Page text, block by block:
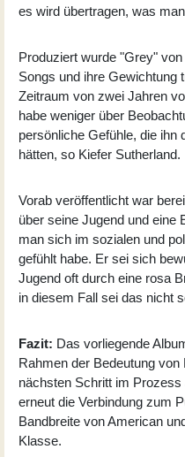
es wird übertragen, was
Produziert wurde "Grey"
Songs und ihre Gewichtung
Zeitraum von zwei Jahren
habe weniger über
persönliche Gefühle, die ihn
hätten, so Kiefer Sutherland.
Vorab veröffentlicht war
über seine Jugend und eine
man sich im sozialen und
gefühlt habe. Er sei sich
Jugend oft durch eine rosa
in diesem Fall sei das nicht
Fazit: Das vorliegende
Rahmen der Bedeutung
nächsten Schritt im
erneut die Verbindung zum
Bandbreite von American
Klasse.